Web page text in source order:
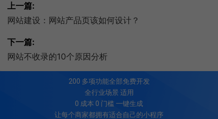
上一篇:
网站建设：网站产品页该如何设计？
下一篇:
网站不收录的10个原因分析
200 多项功能全部免费开发
全行业场景 适用
0 成本 0 门槛 一键生成
让每个商家都拥有适合自己的小程序